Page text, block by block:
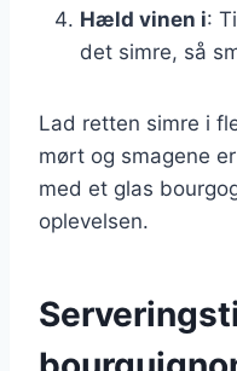
Hæld vinen i:
det simre, så
Lad retten simre i
mørt og smagene
med et glas
oplevelsen.